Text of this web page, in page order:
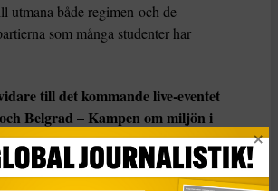
utmana både regimen och de
som många studenter har
till det kommande live-eventet
Belgrad – Kampen om miljön i
i Serbien kan förvisso kan vara